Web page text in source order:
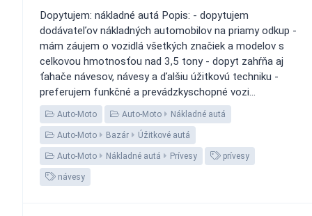
Dopytujem: nákladné autá Popis: - dopytujem
dodávateľov nákladných automobilov na priamy odkup -
mám záujem o vozidlá všetkých značiek a modelov s
celkovou hmotnosťou nad 3,5 tony - dopyt zahŕňa aj
ťahače návesov, návesy a ďalšiu úžitkovú techniku -
preferujem funkčné a prevádzkyschopné vozi...
Auto-Moto Auto-Moto Nákladné autá
Auto-Moto Bazár Úžitkové autá
Auto-Moto Nákladné autá Prívesy prívesy
návesy